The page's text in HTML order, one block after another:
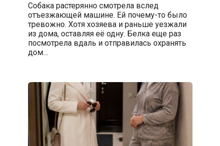
Собака растерянно смотрела вслед
отъезжающей машине. Ей почему-то было
тревожно. Хотя хозяева и раньше уезжали
из дома, оставляя её одну. Белка еще раз
посмотрела вдаль и отправилась охранять
дом…